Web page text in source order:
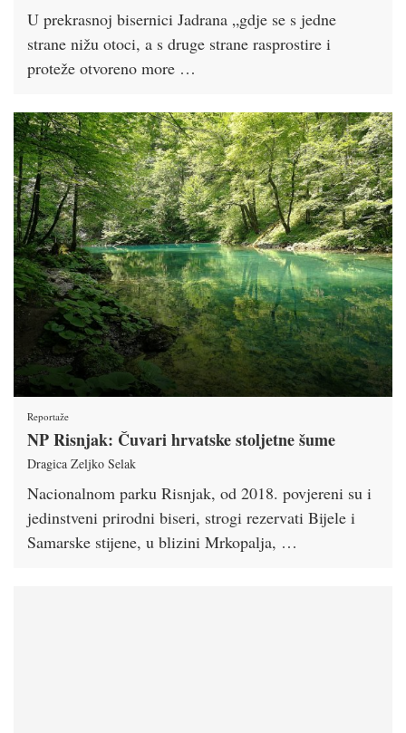
U prekrasnoj bisernici Jadrana „gdje se s jedne
strane nižu otoci, a s druge strane rasprostire i
proteže otvoreno more …
Reportaže
NP Risnjak: Čuvari hrvatske stoljetne šume
Dragica Zeljko Selak
Nacionalnom parku Risnjak, od 2018. povjereni su i
jedinstveni prirodni biseri, strogi rezervati Bijele i
Samarske stijene, u blizini Mrkopalja, …